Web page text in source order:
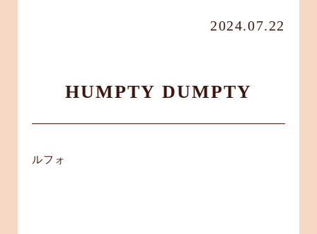
2024.07.22
HUMPTY DUMPTY
ルフォ